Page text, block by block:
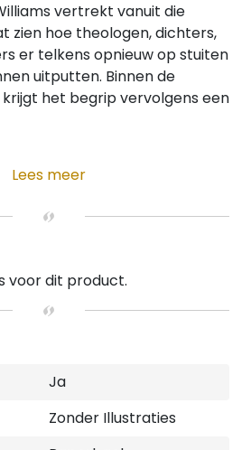
vertrekt vanuit die
zien hoe theologen, dichters,
er telkens opnieuw op stuiten
uitputten. Binnen de
het begrip vervolgens een
Lees meer
voor dit product.
Ja
Zonder Illustraties